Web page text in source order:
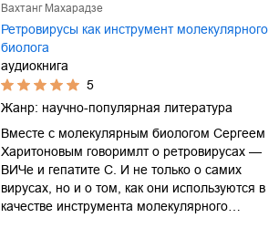
Вахтанг Махарадзе
Ретровирусы как инструмент молекулярного
биолога
аудиокнига
5
Жанр: научно-популярная литература
Вместе с молекулярным биологом Сергеем
Харитоновым говоримлт о ретровирусах —
ВИЧе и гепатите С. И не только о самих
вирусах, но и о том, как они используются в
качестве инструмента молекулярного…